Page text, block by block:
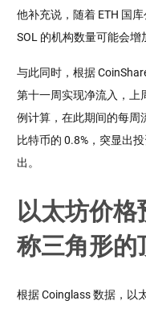
他补充说，随着 ETH 国
SOL 的机构数量可能会增
与此同时，根据
第十一周实现净流入，上
例计算，在此期间的每周
比特币的 0.8%，突显出
出。
以太坊价格
称三角形的
根据 Coinglass 数据，以